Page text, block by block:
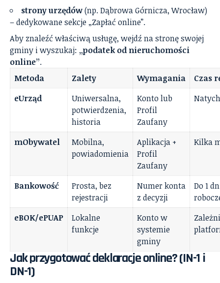
strony urzędów(np. Dąbrowa Górnicza, Wrocław)
– dedykowane sekcje „Zapłać online”.
Aby znaleźć właściwą usługę, wejdź na stronę swojej
gminy i wyszukaj: „podatek od nieruchomości
online”.
Metoda
Zalety Wymagania
Czas
eUrząd
Uniwersalna,
potwierdzenia,
historia
Konto lub
Profil
Zaufany
mObywatel
Mobilna,
powiadomienia
Aplikacja +
Profil
Zaufany
Kilka
Bankowość
Prosta, bez
rejestracji
Numer konta
z decyzji
Do 1
eBOK/ePUAP
Lokalne
funkcje
Konto w
systemie
gminy
Jak przygotować deklaracje online? (IN-1 i
DN-1)